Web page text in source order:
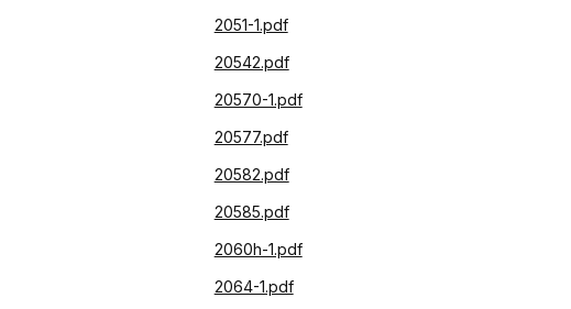
2051-1.pdf
20542.pdf
20570-1.pdf
20577.pdf
20582.pdf
20585.pdf
2060h-1.pdf
2064-1.pdf